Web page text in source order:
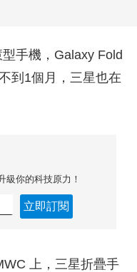
手機，Galaxy Fold
到1個月，三星也在
級你的科技原力！
立即訂閱
上，三星折疊手